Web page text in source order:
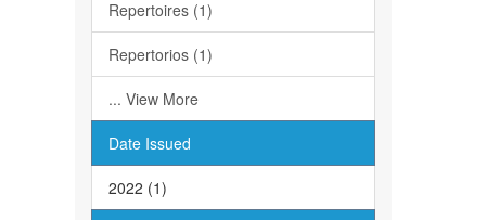
Repertoires (1)
Repertorios (1)
... View More
Date Issued
2022 (1)